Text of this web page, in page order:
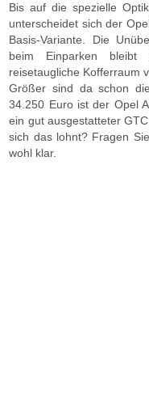
Bis auf die spezielle
unterscheidet sich der
Basis-Variante. Die
beim Einparken
reisetaugliche Kofferraum
Größer sind da schon
34.250 Euro ist der Opel
ein gut ausgestatteter
sich das lohnt? Fragen
wohl klar.